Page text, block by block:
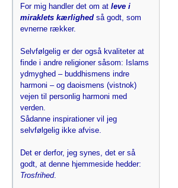
For mig handler det om at leve i
miraklets kærlighed så godt, som
evnerne rækker.
Selvfølgelig er der også kvaliteter at
finde i andre religioner såsom: Islams
ydmyghed – buddhismens indre
harmoni – og daoismens (vistnok)
vejen til personlig harmoni med
verden.
Sådanne inspirationer vil jeg
selvfølgelig ikke afvise.
Det er derfor, jeg synes, det er så
godt, at denne hjemmeside hedder:
Trosfrihed.